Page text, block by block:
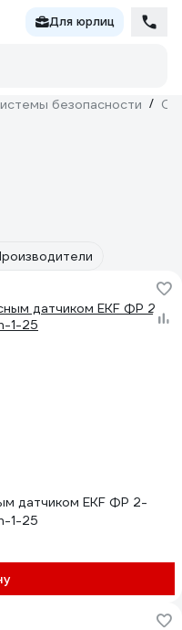
Для юрлиц
безопасности /
датчиком EKF ФР 2-
1-25